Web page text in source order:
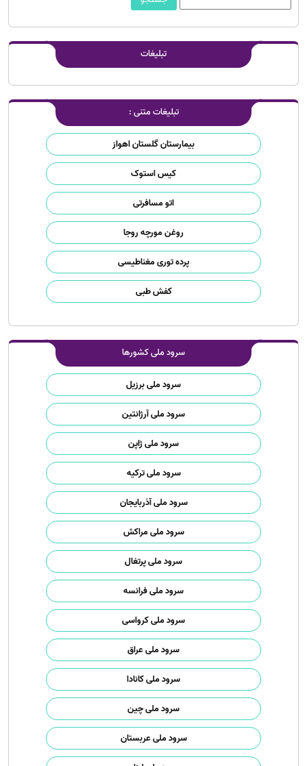
تبلیغات
تبلیغات متنی :
بیمارستان گلستان اهواز
کیس استوک
اتو مسافرتی
روغن مورچه روجا
پرده توری مغناطیسی
کفش طبی
سرود ملی کشورها
سرود ملی برزیل
سرود ملی آرژانتین
سرود ملی ژاپن
سرود ملی ترکیه
سرود ملی آذربایجان
سرود ملی مراکش
سرود ملی پرتغال
سرود ملی فرانسه
سرود ملی کرواسی
سرود ملی عراق
سرود ملی کانادا
سرود ملی چین
سرود ملی عربستان